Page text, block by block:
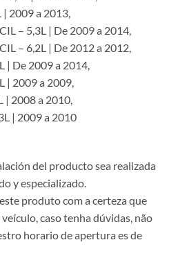
| 2009 a 2013,
– 5,3L | De 2009 a 2014,
– 6,2L | De 2012 a 2012,
| De 2009 a 2014,
| 2009 a 2009,
| 2008 a 2010,
| 2009 a 2010
del producto sea realizada
y especializado.
produto com a certeza que
caso tenha dúvidas, não
horario de apertura es de